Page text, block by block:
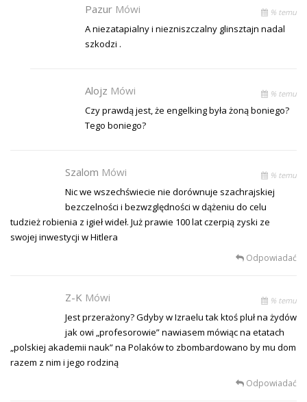
Pazur Mówi % temu
A niezatapialny i niezniszczalny glinsztajn nadal
szkodzi .
Alojz Mówi % temu
Czy prawdą jest, że engelking była żoną boniego?
Tego boniego?
Szalom Mówi % temu
Nic we wszechświecie nie dorównuje szachrajskiej
bezczelności i bezwzględności w dążeniu do celu
tudzież robienia z igieł wideł. Już prawie 100 lat czerpią zyski ze
swojej inwestycji w Hitlera
Odpowiadać
Z-K Mówi % temu
Jest przerażony? Gdyby w Izraelu tak ktoś pluł na żydów
jak owi „profesorowie” nawiasem mówiąc na etatach
„polskiej akademii nauk” na Polaków to zbombardowano by mu dom
razem z nim i jego rodziną
Odpowiadać